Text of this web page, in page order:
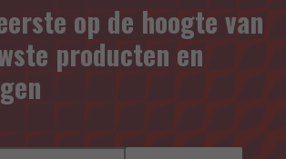
op de hoogte van
producten en